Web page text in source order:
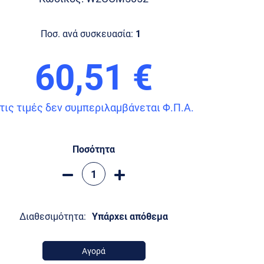
Ποσ. ανά συσκευασία: 1
60,51 €
τιμές δεν συμπεριλαμβάνεται Φ.Π.Α.
Ποσότητα
Διαθεσιμότητα: Υπάρχει απόθεμα
Αγορά